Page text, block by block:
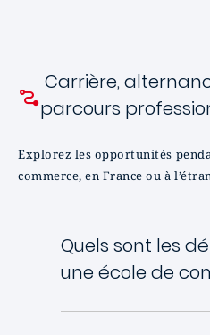
Carrière,
parcours
Explorez les opportunités
commerce, en France ou à
Quels sont les
une école de